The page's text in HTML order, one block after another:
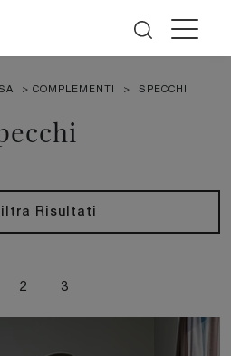
> COMPLEMENTI > SPECCHI
Risultati
2 3